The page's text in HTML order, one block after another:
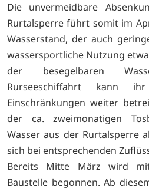
Die unvermeidbare
Rurtalsperre führt somit im
Wasserstand, der auch
wassersportliche Nutzung
der besegelbaren
Rurseeschiffahrt kann
Einschränkungen weiter
der ca. zweimonatigen
Wasser aus der Rurtalsperre
sich bei entsprechenden
Bereits Mitte März wird
Baustelle begonnen. Ab